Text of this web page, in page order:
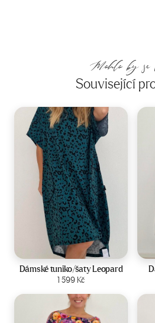
Mohlo by
Související
Velikost:44-50
Dámské tuniko/šaty Leopard
1 599Kč
Zobrazit produkt